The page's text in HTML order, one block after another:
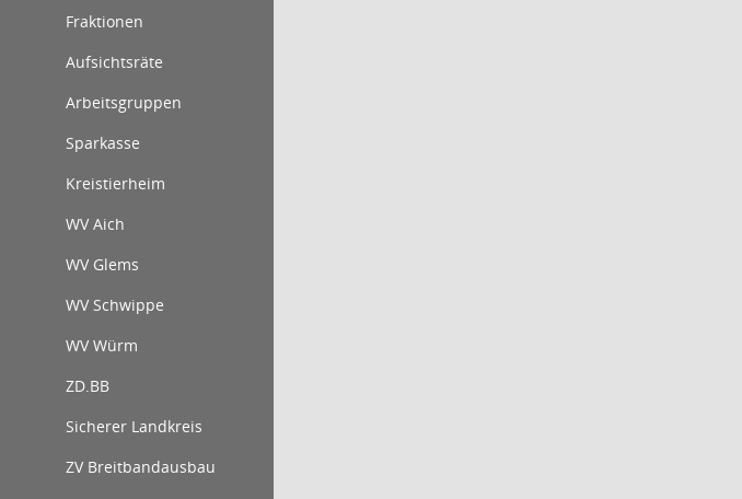
Fraktionen
Aufsichtsräte
Arbeitsgruppen
Sparkasse
Kreistierheim
WV Aich
WV Glems
WV Schwippe
WV Würm
ZD.BB
Sicherer Landkreis
ZV Breitbandausbau